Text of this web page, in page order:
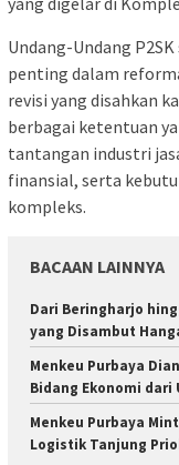
Undang-Undang
penting dalam
revisi yang disahkan
berbagai ketentuan
tantangan industri
finansial, serta
kompleks.
BACAAN LAINNYA
Dari Beringharjo
yang Disambut
Menkeu Purbaya
Bidang Ekonomi
Menkeu Purbaya
Logistik Tanjung